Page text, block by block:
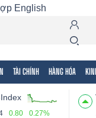
English
TÀI CHÍNH HÀNG HÓA
0.80 0.27%
khoán